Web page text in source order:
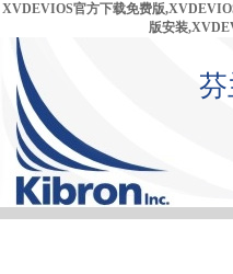
XVDEVIOS官方下载免费版
版安装
芬
首